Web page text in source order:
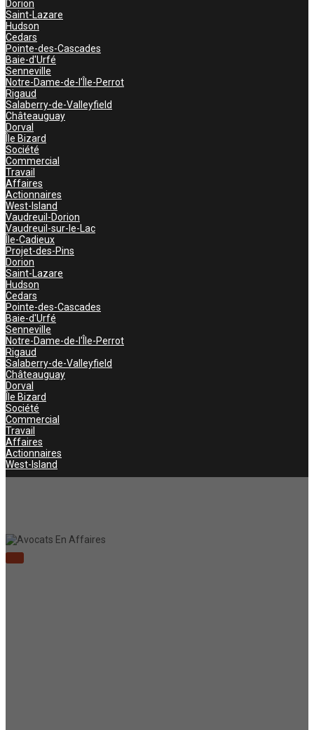
Dorion
Saint-Lazare
Hudson
Cedars
Pointe-des-Cascades
Baie-d'Urfé
Senneville
Notre-Dame-de-l'Île-Perrot
Rigaud
Salaberry-de-Valleyfield
Châteauguay
Dorval
Île Bizard
Société
Commercial
Travail
Affaires
Actionnaires
West-Island
Vaudreuil-Dorion
Vaudreuil-sur-le-Lac
Île-Cadieux
Projet-des-Pins
Dorion
Saint-Lazare
Hudson
Cedars
Pointe-des-Cascades
Baie-d'Urfé
Senneville
Notre-Dame-de-l'Île-Perrot
Rigaud
Salaberry-de-Valleyfield
Châteauguay
Dorval
Île Bizard
Société
Commercial
Travail
Affaires
Actionnaires
West-Island